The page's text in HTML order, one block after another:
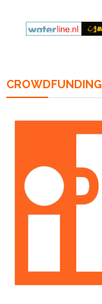
CROWDFUNDING